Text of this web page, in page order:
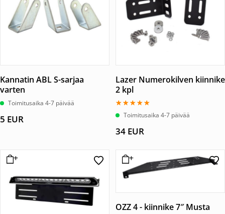
Kannatin ABL S-sarjaa
varten
Toimitusaika 4-7 päivää
5 EUR
Lazer Numerokilven kiinnike
2 kpl
Arvostelu
tuotteesta:
/ 5
Toimitusaika 4-7 päivää
34 EUR
OZZ 4 - kiinnike 7″ Musta